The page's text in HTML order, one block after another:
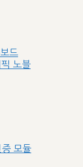
드
노블
모듈